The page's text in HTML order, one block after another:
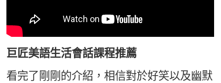
巨匠美語生活會話課程推薦
看完了剛剛的介紹，相信對於好笑以及幽默